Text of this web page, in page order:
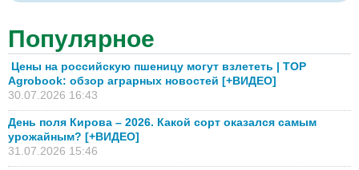
Популярное
Цены на российскую пшеницу могут взлететь | TOP
Agrobook: обзор аграрных новостей [+ВИДЕО]
30.07.2026 16:43
День поля Кирова – 2026. Какой сорт оказался самым
урожайным? [+ВИДЕО]
31.07.2026 15:46